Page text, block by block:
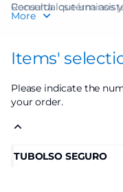
Recuerda que una
una (1) boleta.
Consulta los términos
More
Items'
Please indicate the
your order.
TUBOLSO SEGURO